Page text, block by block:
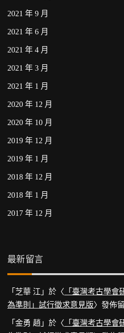
2021 年 9 月
2021 年 6 月
2021 年 4 月
2021 年 3 月
2021 年 1 月
2020 年 12 月
2020 年 10 月
2019 年 12 月
2019 年 1 月
2018 年 12 月
2018 年 1 月
2017 年 12 月
最新留言
「 芝華 江 」於〈 「臺灣考古學
為準則」試行徵求意見版〉發佈
「 金勇 趙 」於〈 「臺灣考古學